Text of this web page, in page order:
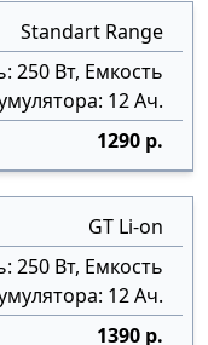
Standart Range
250 Вт, Емкость
12 Ач.
1290 р.
GT Li-on
250 Вт, Емкость
12 Ач.
1390 р.